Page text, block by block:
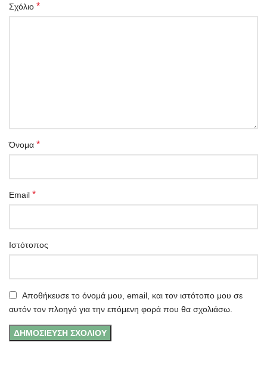
Σχόλιο *
Όνομα *
Email *
Ιστότοπος
Αποθήκευσε το όνομά μου, email, και τον ιστότοπο μου σε
αυτόν τον πλοηγό για την επόμενη φορά που θα σχολιάσω.